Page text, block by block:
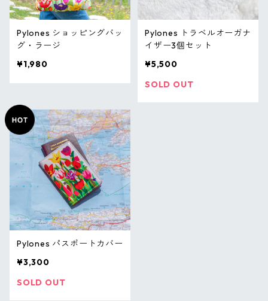
Pylones ショッピングバッ
グ・ラージ
¥1,980
Pylones トラベルオーガナ
イザー3個セット
¥5,500
SOLD OUT
Pylones パスポートカバー
¥3,300
SOLD OUT